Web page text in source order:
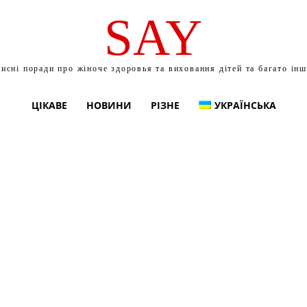
SAY
поради про жіноче здоровья та виховання дітей та багато
ЦІКАВЕ НОВИНИ РІЗНЕ УКРАЇНСЬКА